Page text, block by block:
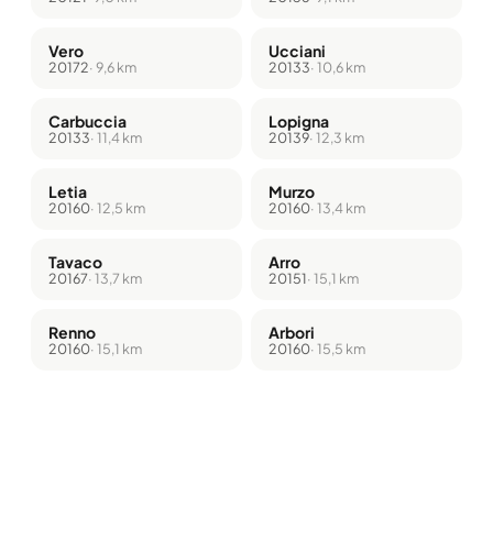
Vero
20172· 9,6 km
Ucciani
20133· 10,6 km
Carbuccia
20133· 11,4 km
Lopigna
20139· 12,3 km
Letia
20160· 12,5 km
Murzo
20160· 13,4 km
Tavaco
20167· 13,7 km
Arro
20151· 15,1 km
Renno
20160· 15,1 km
Arbori
20160· 15,5 km